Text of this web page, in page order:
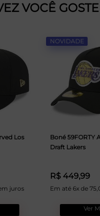
VOCÊ GOSTE
Los
juros
NOVIDADE
Boné 59FORTY
Draft Lakers
R$ 449,99
Em até 6x de
Ver